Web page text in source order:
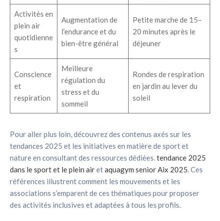
Activités en
plein air
quotidienne
s
Augmentation de
l’endurance et du
bien-être général
Petite marche de 15–
20 minutes après le
déjeuner
Conscience
et
respiration
Meilleure
régulation du
stress et du
sommeil
Rondes de respiration
en jardin au lever du
soleil
Pour aller plus loin, découvrez des contenus axés sur les
tendances 2025 et les initiatives en matière de sport et
nature en consultant des ressources dédiées.tendance 2025
dans le sport et le plein airetaquagym senior Aix 2025. Ces
références illustrent comment les mouvements et les
associations s’emparent de ces thématiques pour proposer
des activités inclusives et adaptées à tous les profils.